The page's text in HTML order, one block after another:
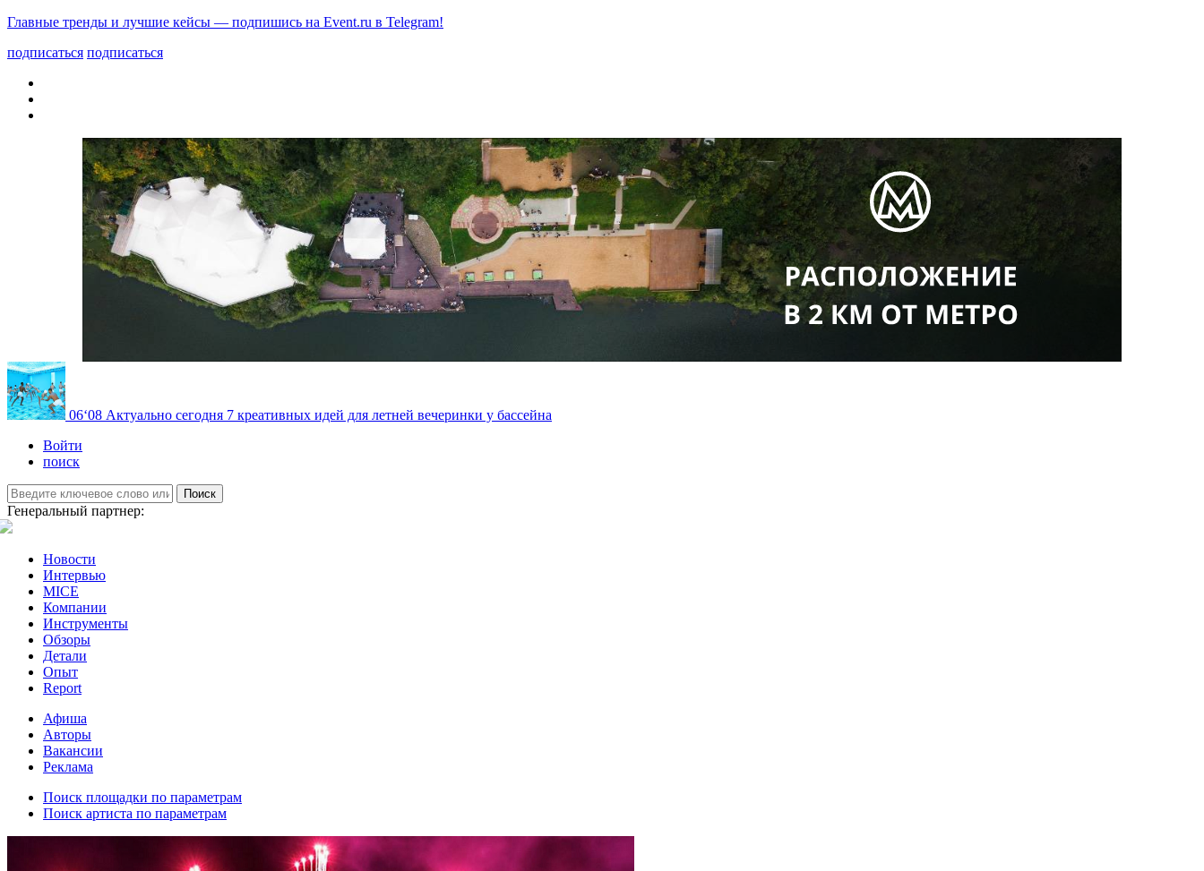
Главные тренды и лучшие кейсы — подпишись на Event.ru в Telegram!
подписаться подписаться
06‘08 Актуально сегодня 7 креативных идей для летней вечеринки у бассейна
Войти
поиск
Поиск
Генеральный партнер:
Новости
Интервью
MICE
Компании
Инструменты
Обзоры
Детали
Опыт
Report
Афиша
Авторы
Вакансии
Реклама
Поиск площадки по параметрам
Поиск артиста по параметрам